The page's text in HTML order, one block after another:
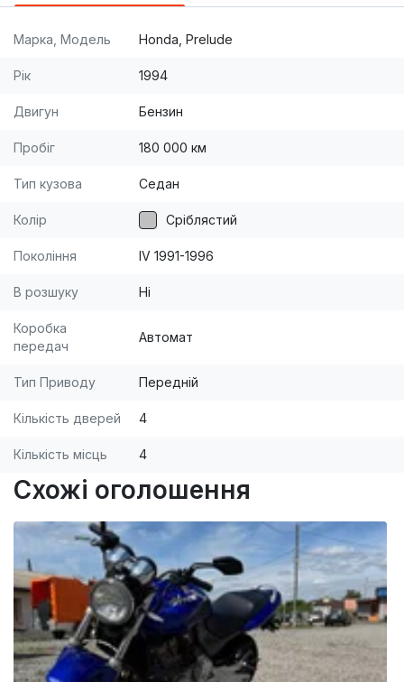
Марка, Модель Honda, Prelude
Рік 1994
Двигун Бензин
Пробіг 180 000 км
Тип кузова Седан
Колір Сріблястий
Покоління IV 1991-1996
В розшуку Ні
Коробка
передач
Автомат
Тип Приводу Передній
Кількість дверей 4
Кількість місць 4
Схожі оголошення